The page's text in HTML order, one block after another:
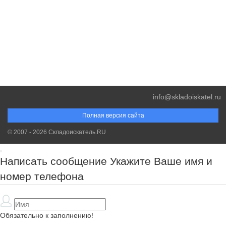
Полная версия сайта
info@skladoiskatel.ru
© 2007 - 2026 Складоискатель.RU
Написать сообщение Укажите Ваше имя и
номер телефона
Обязательно к заполнению!